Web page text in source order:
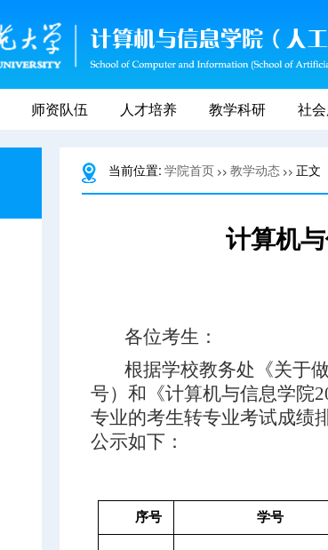
师资队伍 人才培养 教学科研 社
当前位置: 学院首页 >> 教学动态 >> 正文
计算机
各位考生：
根据学校教务处《关于
号）和《计算机与信息学院
专业的考生转专业考试成绩
公示如下：
序号 学号